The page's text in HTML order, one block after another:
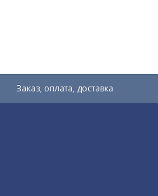
Заказ, оплата, доставка